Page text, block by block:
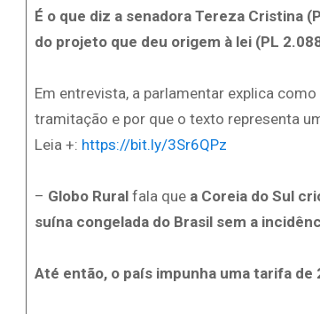
É o que diz a senadora Tereza Cristina
do projeto que deu origem à lei (PL
Em entrevista, a parlamentar explica
tramitação e por que o texto representa
Leia +: https://bit.ly/3Sr6QPz
– Globo Ruralfala que a Coreia do Sul
suína congelada do Brasil sem a
Até então, o país impunha uma tarifa